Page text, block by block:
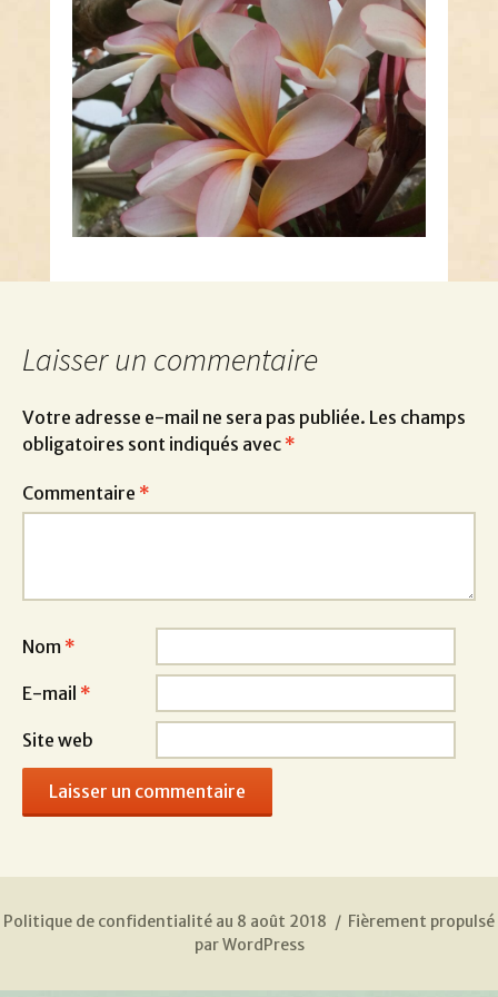
Laisser un commentaire
Votre adresse e-mail ne sera pas publiée. Les champs
obligatoires sont indiqués avec *
Commentaire *
Nom *
E-mail *
Site web
Politique de confidentialité au 8 août 2018
Fièrement propulsé
par WordPress